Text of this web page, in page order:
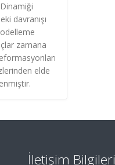
davranışı
zamana
elde
İletişim Bilgileri